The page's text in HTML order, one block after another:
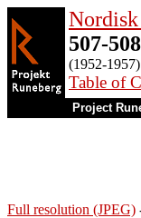
507-508
(1952-1957)
Table of
Project
Full resolution (JPEG)